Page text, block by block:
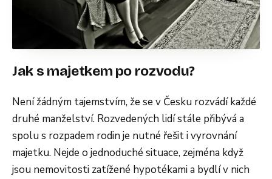
Jak s majetkem po rozvodu?
Není žádným tajemstvím, že se v Česku rozvádí každé
druhé manželství. Rozvedených lidí stále přibývá a
spolu s rozpadem rodin je nutné řešit i vyrovnání
majetku. Nejde o jednoduché situace, zejména když
jsou nemovitosti zatížené hypotékami a bydlí v nich